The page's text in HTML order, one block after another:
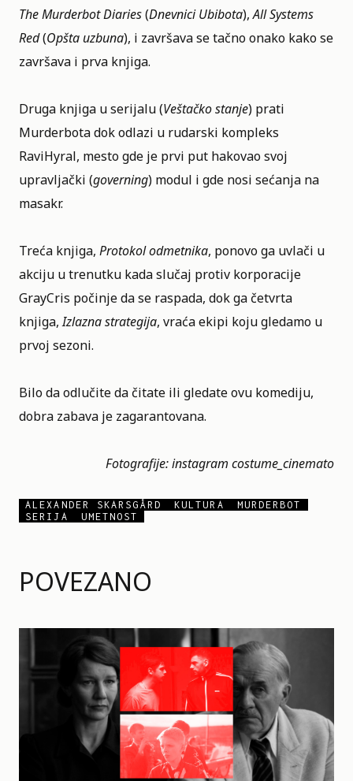
POVEZANO
The Murderbot Diaries(Dnevnici Ubibota),All Systems
Red(Opšta uzbuna), i završava se tačno onako kako se
završava i prva knjiga.
Druga knjiga u serijalu (Veštačko stanje) prati
Murderbota dok odlazi u rudarski kompleks
RaviHyral, mesto gde je prvi put hakovao svoj
upravljački (governing) modul i gde nosi sećanja na
masakr.
Treća knjiga, Protokol odmetnika, ponovo ga uvlači u
akciju u trenutku kada slučaj protiv korporacije
GrayCris počinje da se raspada, dok ga četvrta
knjiga,Izlazna strategija, vraća ekipi koju gledamo u
prvoj sezoni.
Bilo da odlučite da čitate ili gledate ovu komediju,
dobra zabava je zagarantovana.
Fotografije: instagram costume_cinemato
ALEXANDER SKARSGÅRD KULTURA
MURDERBOT
SERIJA
UMETNOST